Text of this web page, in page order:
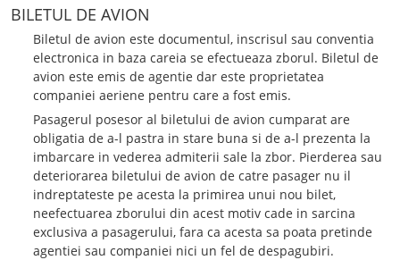
BILETUL DE AVION
Biletul de avion este documentul, inscrisul sau conventia
electronica in baza careia se efectueaza zborul. Biletul de
avion este emis de agentie dar este proprietatea
companiei aeriene pentru care a fost emis.
Pasagerul posesor al biletului de avion cumparat are
obligatia de a-l pastra in stare buna si de a-l prezenta la
imbarcare in vederea admiterii sale la zbor. Pierderea sau
deteriorarea biletului de avion de catre pasager nu il
indreptateste pe acesta la primirea unui nou bilet,
neefectuarea zborului din acest motiv cade in sarcina
exclusiva a pasagerului, fara ca acesta sa poata pretinde
agentiei sau companiei nici un fel de despagubiri.